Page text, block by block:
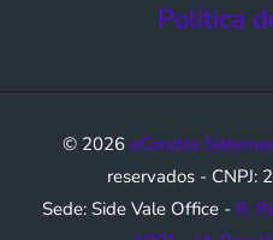
Política
© 2026 eCondos
reservados -
Sede: Side Vale Office - R.